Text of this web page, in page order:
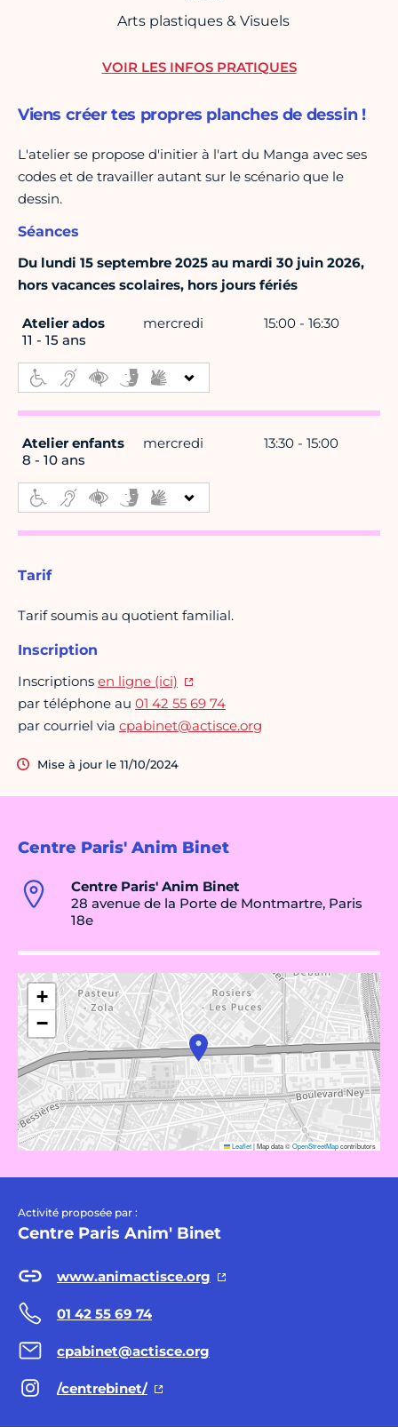
Arts plastiques & Visuels
Centre Paris' Anim Binet
Centre Paris' Anim Binet
28 avenue de la Porte de Montmartre, Paris
18e
+
−
Leaflet|Map data ©OpenStreetMapcontributors
Activité proposée par :
Centre Paris Anim' Binet
www.animactisce.org
01 42 55 69 74
cpabinet@actisce.org
/centrebinet/
Viens créer tes propres planches de dessin !
L'atelier se propose d'initier à l'art du Manga avec ses
codes et de travailler autant sur le scénario que le
dessin.
Séances
Du lundi 15 septembre 2025 au mardi 30 juin 2026,
hors vacances scolaires, hors jours fériés
Atelier ados
11 - 15 ans
mercredi 15:00 - 16:30
Atelier enfants
8 - 10 ans
mercredi 13:30 - 15:00
Tarif
Tarif soumis au quotient familial.
Inscription
Inscriptions en ligne (ici)
par téléphone au 01 42 55 69 74
par courriel via cpabinet@actisce.org
Mise à jour le 11/10/2024
VOIR LES INFOS PRATIQUES